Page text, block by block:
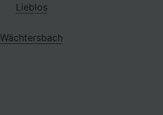
Lieblos
Wächtersbach